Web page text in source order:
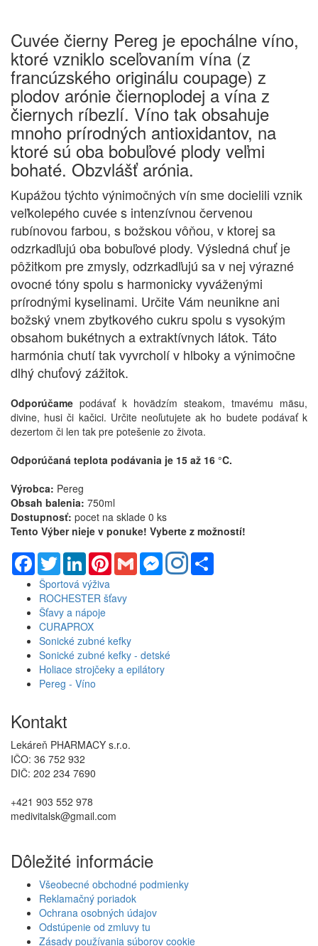
Cuvée čierny Pereg je epochálne víno,
ktoré vzniklo sceľovaním vína (z
francúzského originálu coupage) z
plodov arónie čiernoplodej a vína z
čiernych ríbezlí. Víno tak obsahuje
mnoho prírodných antioxidantov, na
ktoré sú oba bobuľové plody veľmi
bohaté. Obzvlášť arónia.
Kupážou týchto výnimočných vín sme docielili vznik
veľkolepého cuvée s intenzívnou červenou
rubínovou farbou, s božskou vôňou, v ktorej sa
odzrkadľujú oba bobuľové plody. Výsledná chuť je
pôžitkom pre zmysly, odzrkadľujú sa v nej výrazné
ovocné tóny spolu s harmonicky vyváženými
prírodnými kyselinami. Určite Vám neunikne ani
božský vnem zbytkového cukru spolu s vysokým
obsahom bukétnych a extraktívnych látok. Táto
harmónia chutí tak vyvrcholí v hlboky a výnimočne
dlhý chuťový zážitok.
Odporúčame podávať k hovädzím steakom, tmavému mäsu,
divine, husi či kačici. Určite neoľutujete ak ho budete podávať k
dezertom či len tak pre potešenie zo života.
Odporúčaná teplota podávania je 15 až 16 °C.
Výrobca: Pereg
Obsah balenia: 750ml
Dostupnosť: pocet na sklade 0 ks
Tento Výber nieje v ponuke! Vyberte z možností!
Facebook
TwitterLinkedInPinterestGmail Messenger
Športová výživa
ROCHESTER šťavy
Šťavy a nápoje
CURAPROX
Sonické zubné kefky
Sonické zubné kefky - detské
Holiace strojčeky a epilátory
Pereg - Víno
Kontakt
Lekáreň PHARMACY s.r.o.
IČO: 36 752 932
DIČ: 202 234 7690
+421 903 552 978
medivitalsk@gmail.com
Dôležité informácie
Všeobecné obchodné podmienky
Reklamačný poriadok
Ochrana osobných údajov
Odstúpenie od zmluvy tu
Zásady používania súborov cookie